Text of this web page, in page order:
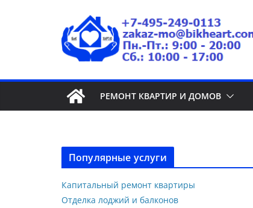
РЕМОНТ КВАРТИР И ДОМОВ
Популярные услуги
Капитальный ремонт квартиры
Отделка лоджий и балконов